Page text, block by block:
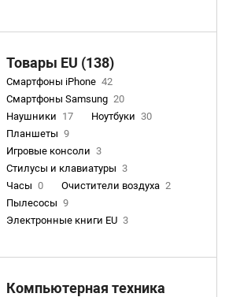
Товары EU (138)
Смартфоны iPhone 42
Смартфоны Samsung 20
Наушники 17 Ноутбуки 30
Планшеты 9
Игровые консоли 3
Стилусы и клавиатуры 3
Часы 0 Очистители воздуха 2
Пылесосы 9
Электронные книги EU 3
Компьютерная техника